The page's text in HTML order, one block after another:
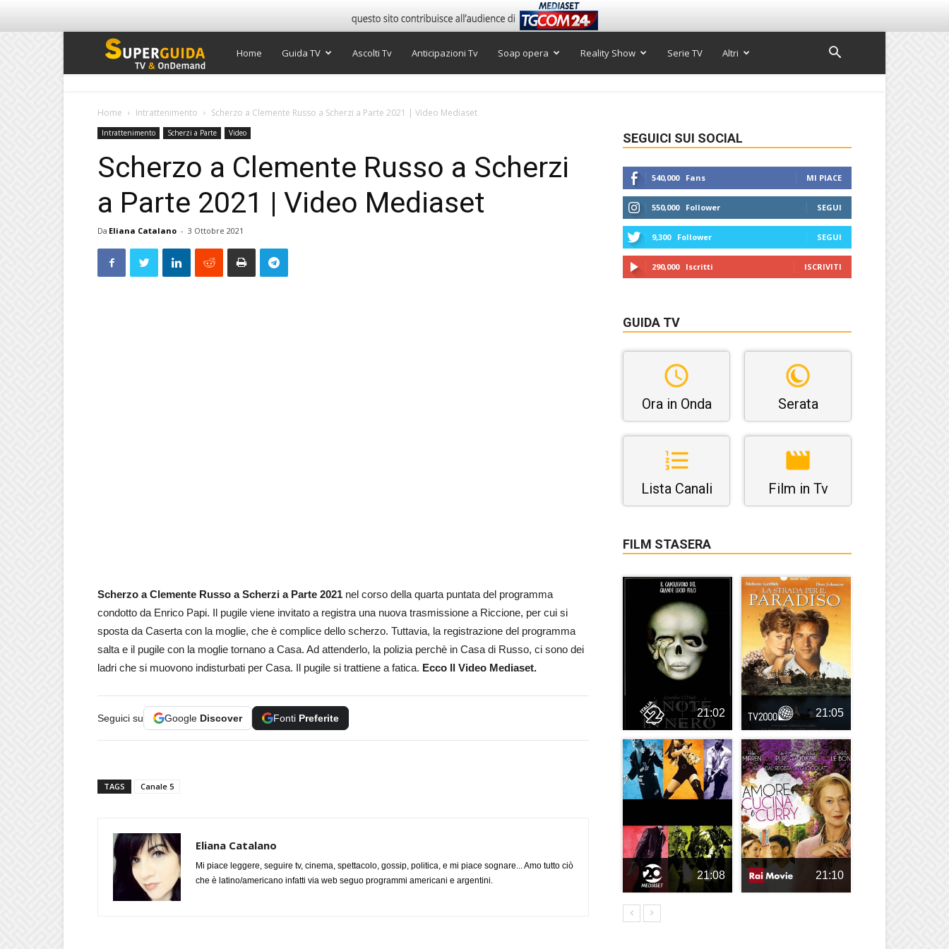
Super
TV
Home Guida TV Ascolti Tv Anticipazioni Tv Soap opera Reality Show Serie TV Altri
Home Intrattenimento Scherzo a Clemente Russo a Scherzi a Parte 2021 | Video Mediaset
Intrattenimento Scherzi a Parte Video
Scherzo a Clemente Russo a Scherzi
a Parte 2021 | Video Mediaset
Da Eliana Catalano - 3 Ottobre 2021
Scherzo a Clemente Russo a Scherzi a Parte 2021 nel corso della quarta puntata del programma
condotto da Enrico Papi. Il pugile viene invitato a registra una nuova trasmissione a Riccione, per cui si
sposta da Caserta con la moglie, che è complice dello scherzo. Tuttavia, la registrazione del programma
salta e il pugile con la moglie tornano a Casa. Ad attenderlo, la polizia perchè in Casa di Russo, ci sono dei
ladri che si muovono indisturbati per Casa. Il pugile si trattiene a fatica. Ecco Il Video Mediaset.
Seguici su Google Discover Fonti Preferite
TAGS Canale 5
Eliana Catalano
Mi piace leggere, seguire tv, cinema, spettacolo, gossip, politica, e mi piace sognare... Amo tutto ciò
che è latino/americano infatti via web seguo programmi americani e argentini.
SEGUICI SUI SOCIAL
540,000 Fans MI PIACE
550,000 Follower SEGUI
9,300 Follower SEGUI
290,000 Iscritti ISCRIVITI
GUIDA TV
Ora in Onda Serata
Lista Canali Film in Tv
FILM STASERA
21:02 21:05
21:08 21:10